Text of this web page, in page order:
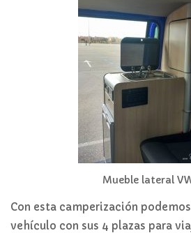
Mueble lateral
Con esta camperización
vehículo con sus 4 plazas para